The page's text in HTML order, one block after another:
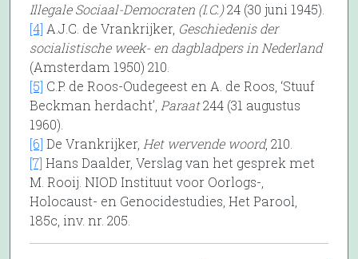
Illegale Sociaal-Democraten (I.C.)24 (30 juni 1945).
[4] A.J.C. de Vrankrijker, Geschiedenis der
socialistische week- en dagbladpers in Nederland
(Amsterdam 1950) 210.
[5] C.P. de Roos-Oudegeest en A. de Roos, ‘Stuuf
Beckman herdacht’, Paraat244 (31 augustus
1960).
[6] De Vrankrijker, Het wervende woord, 210.
[7] Hans Daalder, Verslag van het gesprek met
M. Rooij. NIOD Instituut voor Oorlogs-,
Holocaust- en Genocidestudies, Het Parool,
185c, inv. nr. 205.